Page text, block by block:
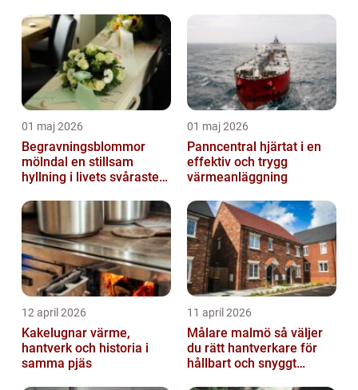
01 maj 2026
Begravningsblommor
mölndal en stillsam
hyllning i livets svåraste
01 maj 2026
Panncentral hjärtat i en
effektiv och trygg
värmeanläggning
12 april 2026
Kakelugnar värme,
hantverk och historia i
samma pjäs
11 april 2026
Målare malmö så väljer
du rätt hantverkare för
hållbart och snyggt